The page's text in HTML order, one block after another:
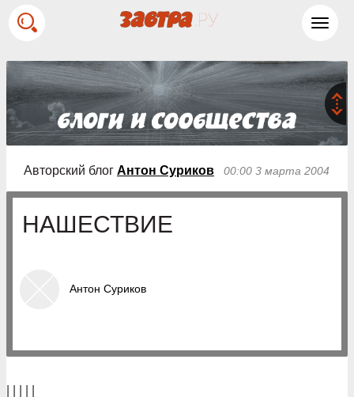
Авторский блог Антон Суриков 00:00 3 марта 2004
НАШЕСТВИЕ
Антон Суриков